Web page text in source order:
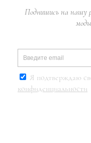
Подпишись на нашу
Я подтверждаю
конфиденциальности